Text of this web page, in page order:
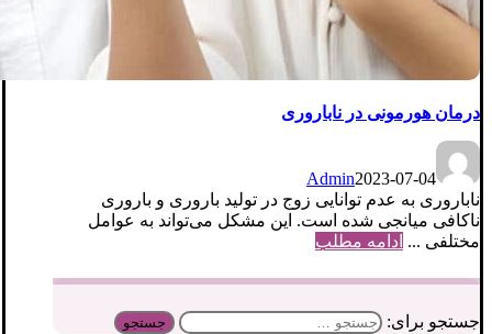
درمان هورمونی در ناباروری
Admin2023-07-04
ناباروری به عدم توانایی زوج در تولید باروری و باروری
ناکافی میانجی شده است. این مشکل می‌تواند به عوامل
مختلفی ... ادامه مطلب
جستجو برای: